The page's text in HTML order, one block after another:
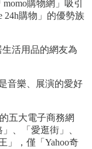
購物網」吸引
24h購物」的優勢族
生活用品的網友為
音樂、展演的愛好
五大電子商務網
、「愛逛街」、
」，僅「Yahoo奇